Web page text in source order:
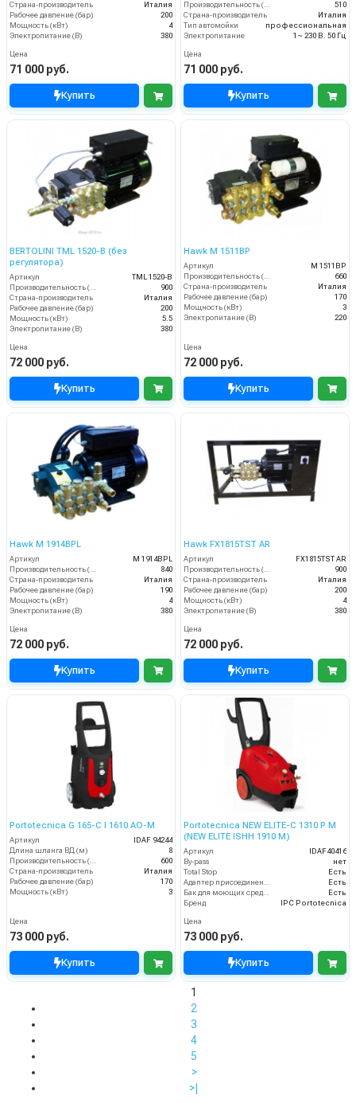
Страна-производитель
Италия
Рабочее давление (бар)
200
Мощность (кВт)
4
Электропитание (В)
380
Цена
71 000 руб.
Купить
Производительность (л/ч)
510
Страна-производитель
Италия
Тип автомойки
профессиональная
Электропитание
1~ 230 В. 50 Гц
Цена
71 000 руб.
Купить
BERTOLINI TML 1520-B (без
регулятора)
Артикул
TML 1520-B
900
Страна-производитель
Италия
Рабочее давление (бар)
200
Мощность (кВт)
5.5
Электропитание (В)
380
Цена
72 000 руб.
Купить
Hawk M 1511BP
Артикул
M 1511BP
660
Страна-производитель
Италия
Рабочее давление (бар)
170
Мощность (кВт)
3
Электропитание (В)
220
Цена
72 000 руб.
Купить
Hawk M 1914BPL
Артикул
M 1914BPL
840
Страна-производитель
Италия
Рабочее давление (бар)
190
Мощность (кВт)
4
Электропитание (В)
380
Цена
72 000 руб.
Купить
Hawk FX1815TST AR
Артикул
FX1815TST AR
900
Страна-производитель
Италия
Рабочее давление (бар)
200
Мощность (кВт)
4
Электропитание (В)
380
Цена
72 000 руб.
Купить
Portotecnica G 165-C I 1610 AO-M
Артикул
IDAF 94244
Длина шланга ВД (м)
8
Производительность (л/ч)
600
Страна-производитель
Италия
Рабочее давление (бар)
170
Мощность (кВт)
3
Цена
73 000 руб.
Купить
Portotecnica NEW ELITE-C 1310 P M
(NEW ELITE ISHH 1910 M)
Артикул
IDAF40416
By-pass
нет
Total Stop
Есть
Адаптер присоединения к шлангу
Есть
Бак для моющих средств
Есть
Бренд
IPC Portotecnica
Цена
73 000 руб.
Купить
1
2
3
4
5
>
>|